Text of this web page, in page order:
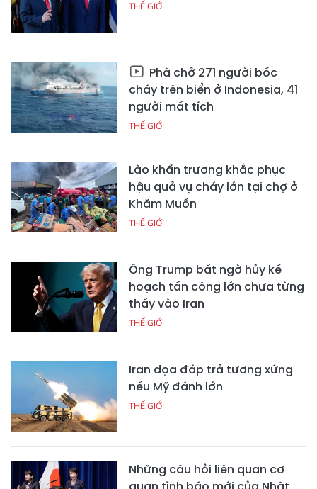
THẾ GIỚI
Phà chở 271 người bốc
cháy trên biển ở Indonesia, 41
người mất tích
THẾ GIỚI
Lào khẩn trương khắc phục
hậu quả vụ cháy lớn tại chợ ở
Khăm Muồn
THẾ GIỚI
Ông Trump bất ngờ hủy kế
hoạch tấn công lớn chưa từng
thấy vào Iran
THẾ GIỚI
Iran dọa đáp trả tương xứng
nếu Mỹ đánh lớn
THẾ GIỚI
Những câu hỏi liên quan cơ